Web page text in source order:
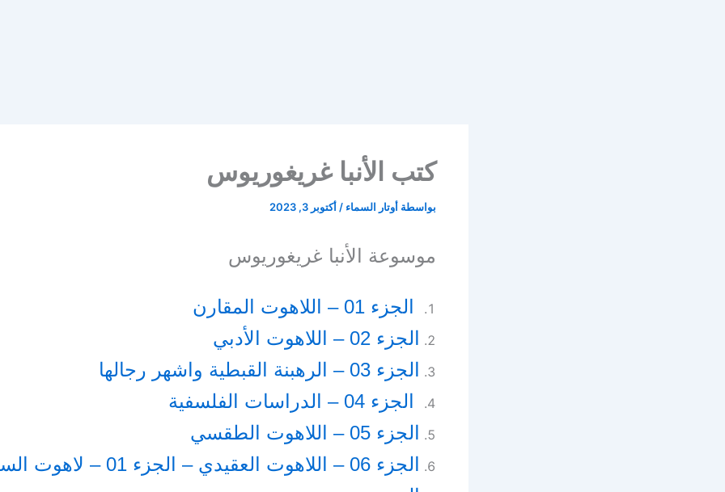
كتب الأنبا غريغوريوس
بواسطة أوتار السماء / أكتوبر 3, 2023
موسوعة الأنبا غريغوريوس
الجزء 01 – اللاهوت المقارن
الجزء 02 – اللاهوت الأدبي
الجزء 03 – الرهبنة القبطية واشهر رجالها
الجزء 04 – الدراسات الفلسفية
الجزء 05 – اللاهوت الطقسي
الجزء 06 – اللاهوت العقيدي – الجزء 01 –